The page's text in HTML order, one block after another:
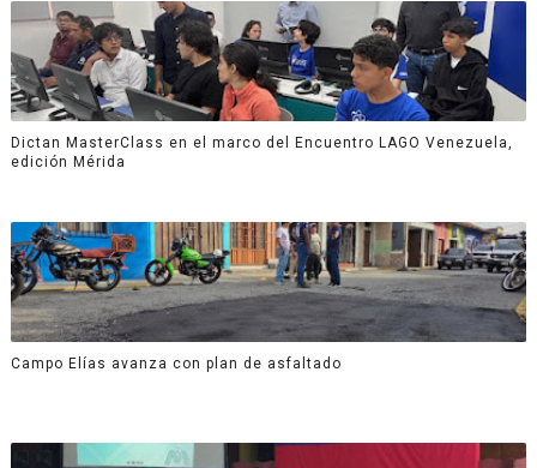
Dictan MasterClass en el marco del Encuentro LAGO Venezuela,
edición Mérida
Campo Elías avanza con plan de asfaltado